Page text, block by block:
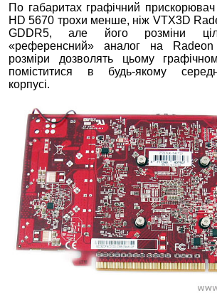
По габаритах графічний
HD 5670 трохи менше, ніж VTX3D
GDDR5, але його розміни
«референсний» аналог на
розміри дозволять цьому
поміститися в будь-якому
корпусі.